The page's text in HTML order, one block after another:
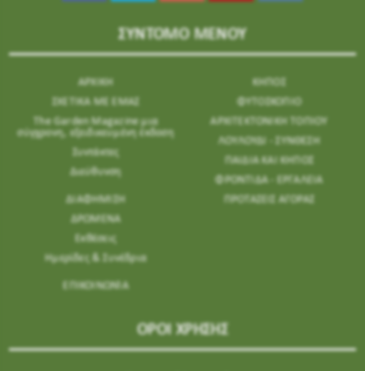
ΣΥΝΤΟΜΟ ΜΕΝΟΥ
ΑΡΧΙΚΗ
ΣΧΕΤΙΚΑ ΜΕ ΕΜΑΣ
The Garden Magazine μια
σύγχρονη, εξειδικευμένη έκδοση
Συντάκτες
Διεύθυνση
ΔΙΑΦΗΜΙΣΗ
ΔΡΩΜΕΝΑ
Εκθέσεις
Ημερίδες & Συνέδρια
ΕΠΙΚΟΙΝΩΝΊΑ
ΚΗΠΟΣ
ΦΥΤΟΣΚΟΠΙΟ
ΑΡΧΙΤΕΚΤΟΝΙΚΗ ΤΟΠΙΟΥ
ΛΟΥΛΟΥΔΙ - ΣΥΝΘΕΣΗ
ΠΑΙΔΙΑ ΚΑΙ ΚΗΠΟΣ
ΦΡΟΝΤΙΔΑ - ΕΡΓΑΛΕΙΑ
ΠΡΟΤΑΣΕΙΣ ΑΓΟΡΑΣ
ΟΡΟΙ ΧΡΗΣΗΣ